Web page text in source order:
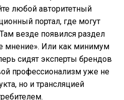
любой авторитетный
портал, где могут
везде появился раздел
мнение». Или как минимум
сидят эксперты брендов
профессионализм уже не
но и трансляцией